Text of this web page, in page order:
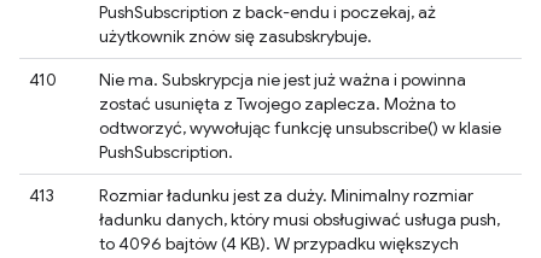
PushSubscription z back-endu i poczekaj, aż
użytkownik znów się zasubskrybuje.
410
Nie ma. Subskrypcja nie jest już ważna i powinna
zostać usunięta z Twojego zaplecza. Można to
odtworzyć, wywołując funkcję unsubscribe() w klasie
PushSubscription.
413
Rozmiar ładunku jest za duży. Minimalny rozmiar
ładunku danych, który musi obsługiwać usługa push,
to 4096 bajtów (4 KB). W przypadku większych